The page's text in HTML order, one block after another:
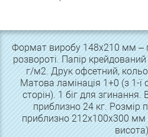
Формат виробу 148х210 мм –
розвороті. Папір
г/м2. Друк офсетний,
Матова ламінація 1+0 (з 1-ї
сторін). 1 біг для згинання.
приблизно 24 кг. Розмір
приблизно 212х100х300